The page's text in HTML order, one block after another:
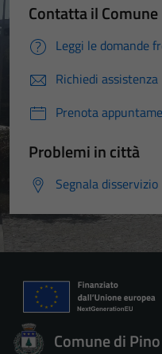
Contatta il Comune
Leggi le domande
Richiedi assistenza
Prenota
Problemi in città
Segnala disservizio
Comune di